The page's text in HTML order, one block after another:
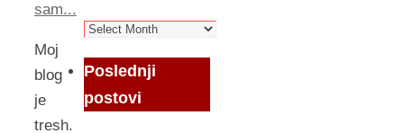
sam...
Moj
blog
je
tresh.
Arhiva
Poslednji
postovi